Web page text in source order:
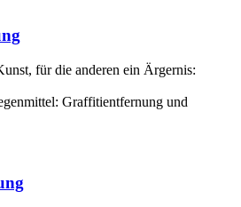
für die anderen ein Ärgernis:
Graffitientfernung und